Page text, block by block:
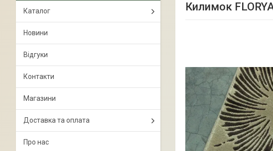
Килимок
Каталог
Новини
Відгуки
Контакти
Магазини
Доставка та оплата
Про нас